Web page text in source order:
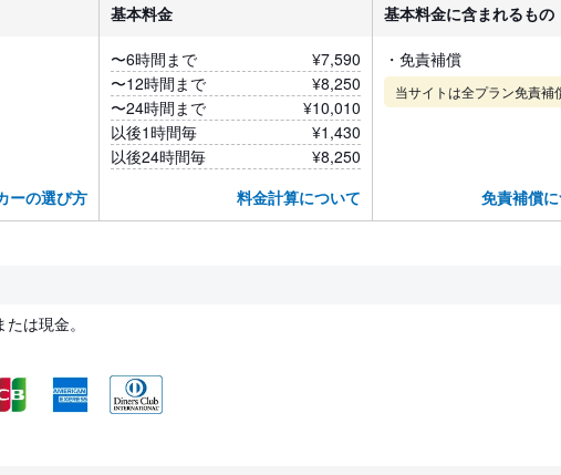
ーの選び方
基本料金
〜6時間まで
¥7,590
〜12時間まで
¥8,250
〜24時間まで
¥10,010
以後1時間毎
¥1,430
以後24時間毎
¥8,250
料金計算について
基本料金に含まれるもの
・免責補償
当サイトは全プラン免責補
免責補償
は現金。